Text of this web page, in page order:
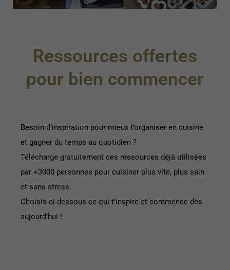
Ressources offertes
pour bien commencer
Besoin d’inspiration pour mieux t’organiser en cuisine
et gagner du temps au quotidien ?
Télécharge gratuitement ces ressources déjà utilisées
par +3000 personnes pour cuisiner plus vite, plus sain
et sans stress.
Choisis ci-dessous ce qui t’inspire et commence dès
aujourd’hui !